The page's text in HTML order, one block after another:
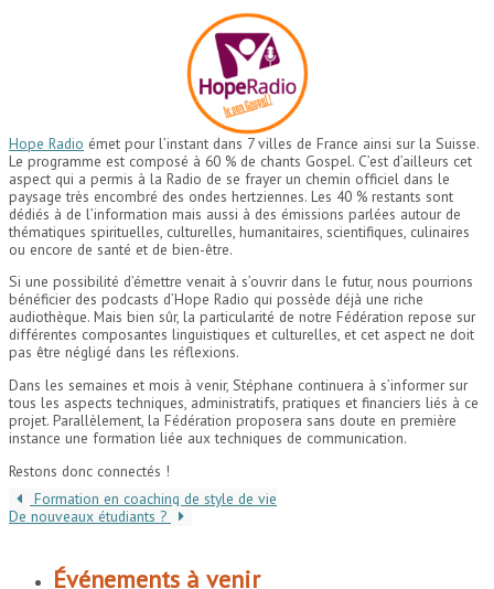
Hope Radio émet pour l’instant dans 7 villes de France ainsi sur la Suisse.
Le programme est composé à 60 % de chants Gospel. C’est d’ailleurs cet
aspect qui a permis à la Radio de se frayer un chemin officiel dans le
paysage très encombré des ondes hertziennes. Les 40 % restants sont
dédiés à de l’information mais aussi à des émissions parlées autour de
thématiques spirituelles, culturelles, humanitaires, scientifiques, culinaires
ou encore de santé et de bien-être.
Si une possibilité d’émettre venait à s’ouvrir dans le futur, nous pourrions
bénéficier des podcasts d’Hope Radio qui possède déjà une riche
audiothèque. Mais bien sûr, la particularité de notre Fédération repose sur
différentes composantes linguistiques et culturelles, et cet aspect ne doit
pas être négligé dans les réflexions.
Dans les semaines et mois à venir, Stéphane continuera à s’informer sur
tous les aspects techniques, administratifs, pratiques et financiers liés à ce
projet. Parallèlement, la Fédération proposera sans doute en première
instance une formation liée aux techniques de communication.
Restons donc connectés !
Formation en coaching de style de vie
De nouveaux étudiants ?
Événements à venir